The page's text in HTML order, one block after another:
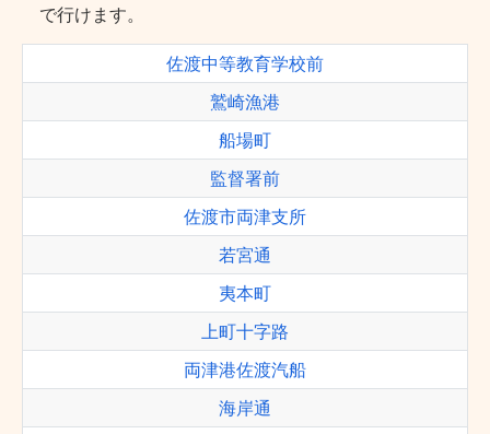
で行けます。
佐渡中等教育学校前
鷲崎漁港
船場町
監督署前
佐渡市両津支所
若宮通
夷本町
上町十字路
両津港佐渡汽船
海岸通